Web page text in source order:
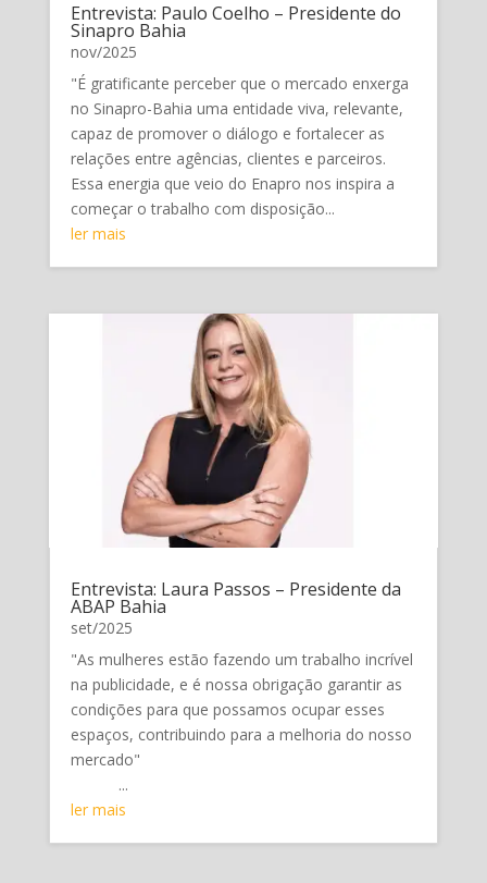
Entrevista: Paulo Coelho – Presidente do
Sinapro Bahia
nov/2025
"É gratificante perceber que o mercado enxerga
no Sinapro-Bahia uma entidade viva, relevante,
capaz de promover o diálogo e fortalecer as
relações entre agências, clientes e parceiros.
Essa energia que veio do Enapro nos inspira a
começar o trabalho com disposição...
ler mais
Entrevista: Laura Passos – Presidente da
ABAP Bahia
set/2025
"As mulheres estão fazendo um trabalho incrível
na publicidade, e é nossa obrigação garantir as
condições para que possamos ocupar esses
espaços, contribuindo para a melhoria do nosso
mercado"
...
ler mais